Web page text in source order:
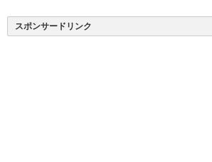
スポンサードリンク